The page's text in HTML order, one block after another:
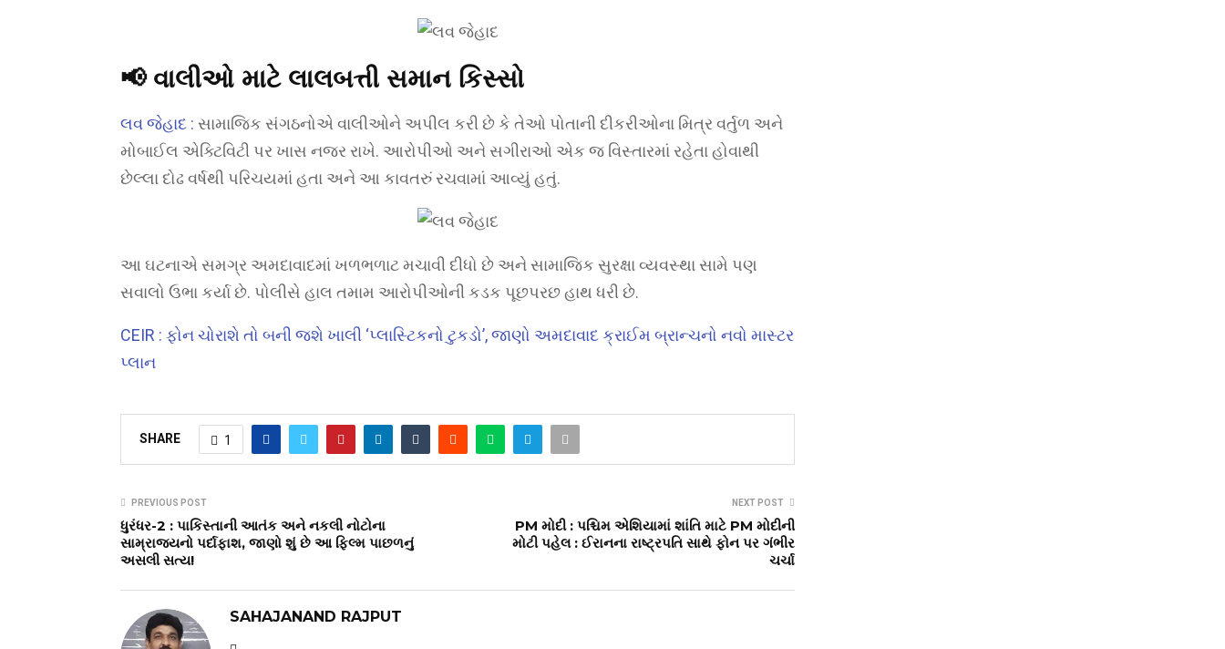
📢 વાલીઓ માટે લાલબત્તી સમાન કિસ્સો
લવ જેહાદ : સામાજિક સંગઠનોએ વાલીઓને અપીલ કરી છે કે તેઓ પોતાની દીકરીઓના મિત્ર વર્તુળ અને
મોબાઈલ એક્ટિવિટી પર ખાસ નજર રાખે. આરોપીઓ અને સગીરાઓ એક જ વિસ્તારમાં રહેતા હોવાથી
છેલ્લા દોઢ વર્ષથી પરિચયમાં હતા અને આ કાવતરું રચવામાં આવ્યું હતું.
આ ઘટનાએ સમગ્ર અમદાવાદમાં ખળભળાટ મચાવી દીધો છે અને સામાજિક સુરક્ષા વ્યવસ્થા સામે પણ
સવાલો ઉભા કર્યા છે. પોલીસે હાલ તમામ આરોપીઓની કડક પૂછપરછ હાથ ધરી છે.
CEIR : ફોન ચોરાશે તો બની જશે ખાલી ‘પ્લાસ્ટિકનો ટુકડો’, જાણો અમદાવાદ ક્રાઈમ બ્રાન્ચનો નવો માસ્ટર
પ્લાન
SHARE 1
PREVIOUS POST
ધુરંધર-2 : પાકિસ્તાની આતંક અને નકલી નોટોના
સામ્રાજ્યનો પર્દાફાશ, જાણો શું છે આ ફિલ્મ પાછળનું
અસલી સત્ય!
NEXT POST
PM મોદી : પશ્ચિમ એશિયામાં શાંતિ માટે PM મોદીની
મોટી પહેલ : ઈરાનના રાષ્ટ્રપતિ સાથે ફોન પર ગંભીર
ચર્ચા
SAHAJANAND RAJPUT